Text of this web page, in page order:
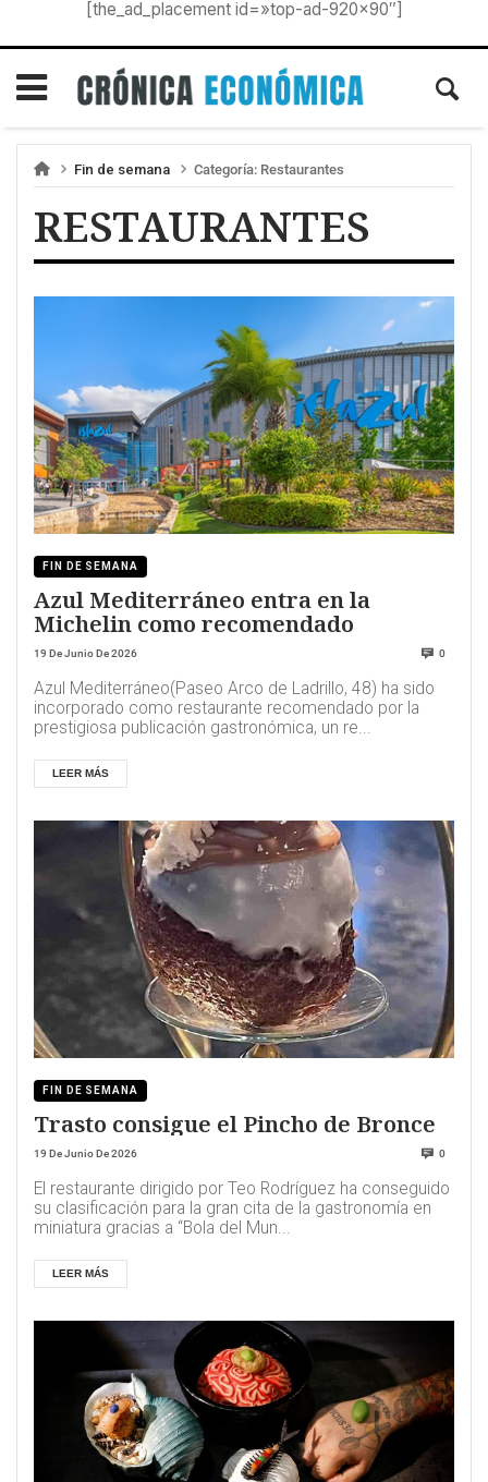
[the_ad_placement id=»top-ad-920×90″]
Fin de semana Categoría: Restaurantes
RESTAURANTES
FIN DE SEMANA
Azul Mediterráneo entra en la
Michelin como recomendado
19 De Junio De 2026 0
Azul Mediterráneo(Paseo Arco de Ladrillo, 48) ha sido
incorporado como restaurante recomendado por la
prestigiosa publicación gastronómica, un re...
LEER MÁS
FIN DE SEMANA
Trasto consigue el Pincho de Bronce
19 De Junio De 2026 0
El restaurante dirigido por Teo Rodríguez ha conseguido
su clasificación para la gran cita de la gastronomía en
miniatura gracias a “Bola del Mun...
LEER MÁS